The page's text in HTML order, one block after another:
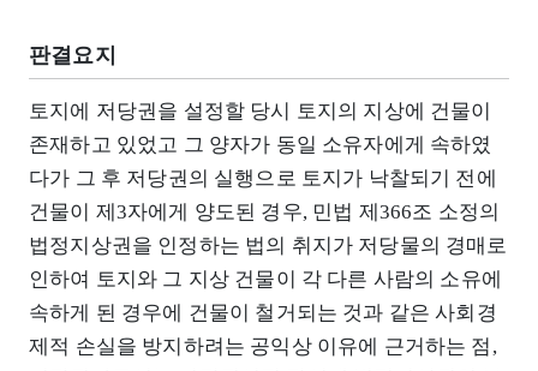
판결요지
토지에 저당권을 설정할 당시 토지의 지상에 건물이
존재하고 있었고 그 양자가 동일 소유자에게 속하였
다가 그 후 저당권의 실행으로 토지가 낙찰되기 전에
건물이 제3자에게 양도된 경우, 민법 제366조 소정의
법정지상권을 인정하는 법의 취지가 저당물의 경매로
인하여 토지와 그 지상 건물이 각 다른 사람의 소유에
속하게 된 경우에 건물이 철거되는 것과 같은 사회경
제적 손실을 방지하려는 공익상 이유에 근거하는 점,